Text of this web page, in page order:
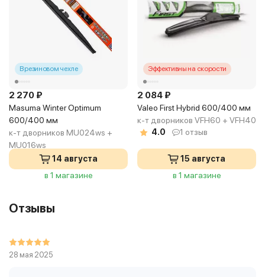
В резиновом чехле
2 270 ₽
Masuma Winter Optimum
600/400 мм
к-т дворников MU024ws +
MU016ws
14 августа
в 1 магазине
Эффективны на скорости
2 084 ₽
Valeo First Hybrid 600/400 мм
к-т дворников VFH60 + VFH40
4.0
1 отзыв
15 августа
в 1 магазине
Отзывы
28 мая 2025